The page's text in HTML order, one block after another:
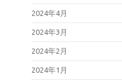
2024年4月
2024年3月
2024年2月
2024年1月